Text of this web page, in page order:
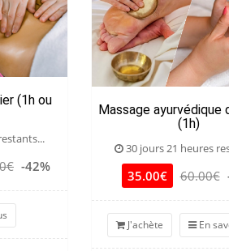
(1h ou
-42%
Massage ayurvédique
(1h)
30 jours 21 heures
35.00€ 60.00€
J'achète En